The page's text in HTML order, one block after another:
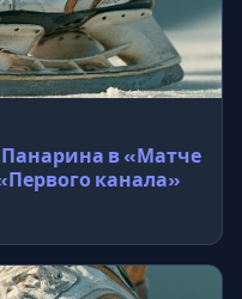
в «Матче
канала»